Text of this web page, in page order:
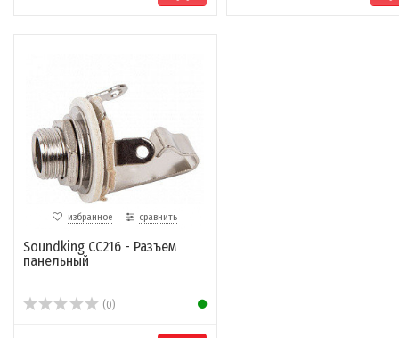
избранное сравнить
Soundking CC216 - Разъем
панельный
(0)